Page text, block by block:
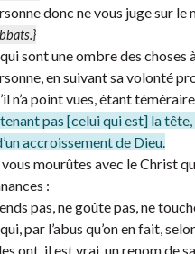
donc ne vous juge sur
sont une ombre des choses
en suivant sa volonté
n’a point vues, étant
pas [celui qui est] la
accroissement de Dieu.
mourûtes avec le Christ
:
pas, ne goûte pas, ne
par l’abus qu’on en fait,
ont, il est vrai, un renom de